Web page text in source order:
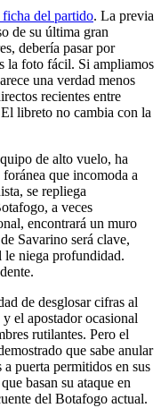
ficha del partido. La previa
de su última gran
debería pasar por
la foto fácil. Si ampliamos
una verdad menos
recientes entre
libreto no cambia con la
de alto vuelo, ha
que incomoda a
se repliega
a veces
encontrará un muro
Savarino será clave,
le niega profundidad.
de desglosar cifras al
el apostador ocasional
rutilantes. Pero el
que sabe anular
puerta permitidos en sus
basan su ataque en
del Botafogo actual.